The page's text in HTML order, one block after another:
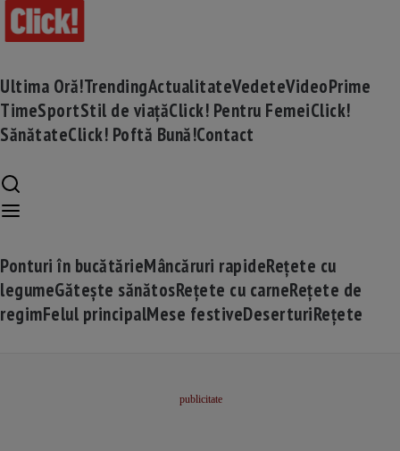
Ultima Oră!TrendingActualitateVedeteVideoPrime
TimeSportStil de viațăClick! Pentru FemeiClick!
SănătateClick! Poftă Bună!Contact
Ponturi în bucătărieMâncăruri rapideRețete cu
legumeGătește sănătosRețete cu carneRețete de
regimFelul principalMese festiveDeserturiRețete